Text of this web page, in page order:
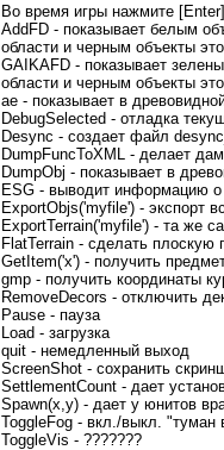
Во время игры нажмите
AddFD - показывает белым
области и черным объекты
GAIKAFD - показывает
области и черным объекты
ae - показывает в
DebugSelected - отладка
Desync - создает файл
DumpFuncToXML - делает
DumpObj - показывает в
ESG - выводит информацию
ExportObjs('myfile') - экспорт
ExportTerrain('myfile') - та же
FlatTerrain - сделать плоскую
GetItem('x') - получить
gmp - получить координаты
RemoveDecors - отключить
Pause - пауза
Load - загрузка
quit - немедленный выход
ScreenShot - сохранить
SettlementCount - дает
Spawn(x,y) - дает y юнитов
ToggleFog - вкл./выкл. "туман
ToggleVis - ???????